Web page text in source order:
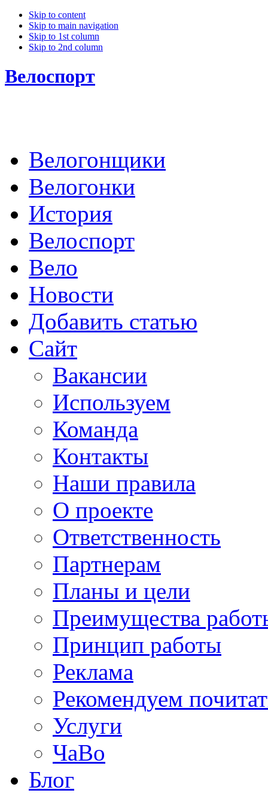
Skip to content
Skip to main navigation
Skip to 1st column
Skip to 2nd column
Велоспорт
Велогонщики
Велогонки
История
Велоспорт
Вело
Новости
Добавить статью
Сайт
Вакансии
Используем
Команда
Контакты
Наши правила
О проекте
Ответственность
Партнерам
Планы и цели
Преимущества
Принцип работы
Реклама
Рекомендуем
Услуги
ЧаВо
Блог